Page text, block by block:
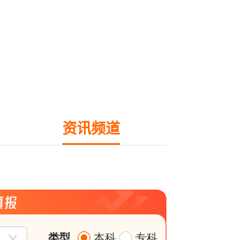
资讯频道